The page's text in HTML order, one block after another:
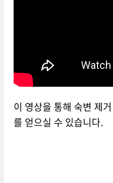
이 영상을 통해 숙변 제
를 얻으실 수 있습니다.